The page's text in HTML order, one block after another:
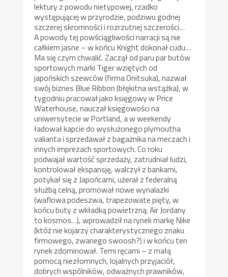
lektury z powodu nietypowej, rzadko
występującej w przyrodzie, podziwu godnej
szczerej skromności i rozrzutnej szczerości…
A powody tej powściągliwości narracji są nie
całkiem jasne – w końcu Knight dokonał cudu…
Ma się czym chwalić. Zaczął od paru par butów
sportowych marki Tiger wziętych od
japońskich szewców (firma Onitsuka), nazwał
swój biznes Blue Ribbon (błękitna wstążka), w
tygodniu pracował jako księgowy w Price
Waterhouse, nauczał księgowości na
uniwersytecie w Portland, a w weekendy
ładował kapcie do wysłużonego plymoutha
valianta i sprzedawał z bagażnika na meczach i
innych imprezach sportowych. Co roku
podwajał wartość sprzedaży, zatrudniał ludzi,
kontrolował ekspansję, walczył z bankami,
potykał się z Japońcami, użerał z federalną
służbą celną, promował nowe wynalazki
(waflowa podeszwa, trapezowate pięty, w
końcu buty z wkładką powietrzną: Air Jordany
to kosmos…), wprowadził na rynek markę Nike
(któż nie kojarzy charakterystycznego znaku
firmowego, zwanego swoosh?) i w końcu ten
rynek zdominował. Temi ręcami – z małą
pomocą niezłomnych, lojalnych przyjaciół,
dobrych wspólników, odważnych prawników,